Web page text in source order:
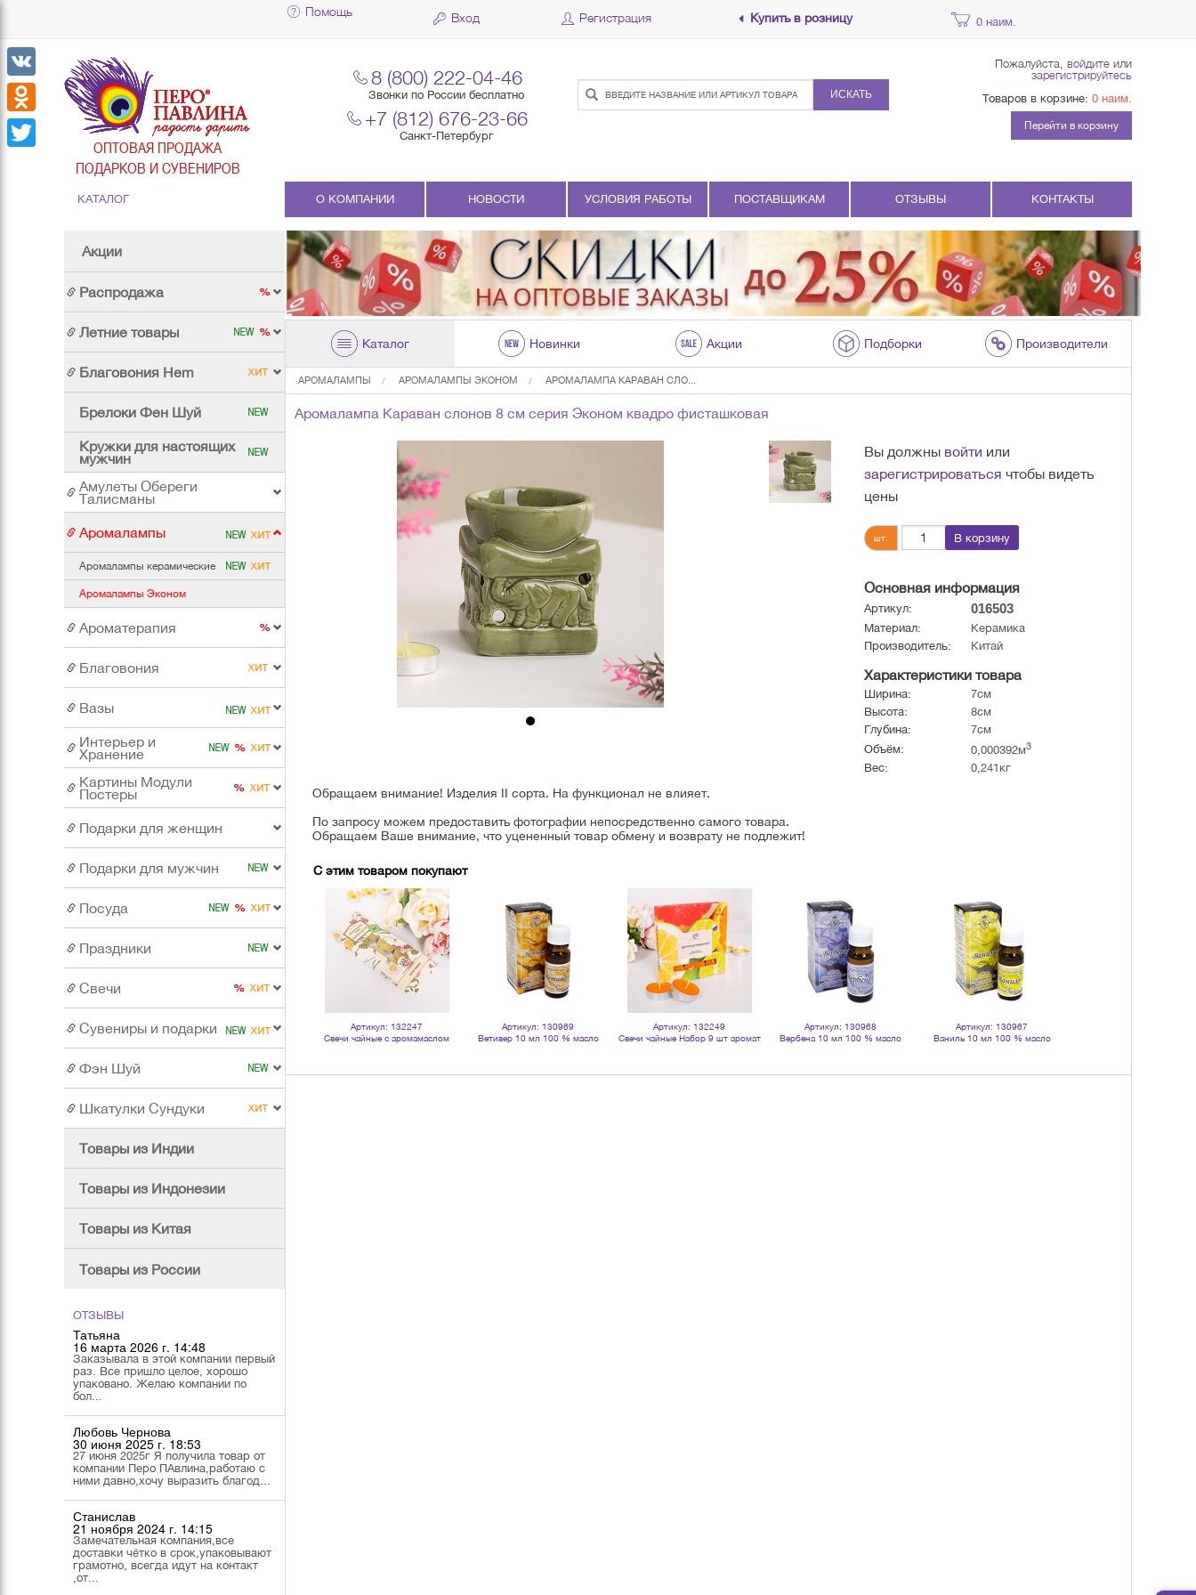
Помощь Вход Регистрация Купить в розницу 0 наим.
ОПТОВАЯ ПРОДАЖА
ПОДАРКОВ И СУВЕНИРОВ
8 (800) 222-04-46
Звонки по России бесплатно
+7 (812) 676-23-66
Санкт-Петербург
ИСКАТЬ
Пожалуйста, войдите или
зарегистрируйтесь
Товаров в корзине: 0 наим.
Перейти в корзину
КАТАЛОГ
Акции
Распродажа
Летние товары
Благовония Hem
Брелоки Фен Шуй
Кружки для настоящих
мужчин
Амулеты Обереги
Талисманы
Аромалампы
Аромалампы керамические
Аромалампы Эконом
Ароматерапия
Благовония
Вазы
Интерьер и
Хранение
Картины Модули
Постеры
Подарки для женщин
Подарки для мужчин
Посуда
Праздники
Свечи
Сувениры и подарки
Фэн Шуй
Шкатулки Сундуки
Товары из Индии
Товары из Индонезии
Товары из Китая
Товары из России
ОТЗЫВЫ
Татьяна
16 марта 2026 г. 14:48
Заказывала в этой компании первый
раз. Все пришло целое, хорошо
упаковано. Желаю компании по
бол...
Любовь Чернова
30 июня 2025 г. 18:53
27 июня 2025г Я получила товар от
компании Перо ПАвлина,работаю с
ними давно,хочу выразить благод...
Станислав
21 ноября 2024 г. 14:15
Замечательная компания,все
доставки чётко в срок,упаковывают
грамотно, всегда идут на контакт
,от...
О КОМПАНИИ НОВОСТИ УСЛОВИЯ РАБОТЫ ПОСТАВЩИКАМ ОТЗЫВЫ КОНТАКТЫ
Каталог Новинки Акции Подборки Производители
АРОМАЛАМПЫ АРОМАЛАМПЫ ЭКОНОМ АРОМАЛАМПА КАРАВАН СЛО...
Аромалампа Караван слонов 8 см серия Эконом квадро фисташковая
Вы должны войти или
зарегистрироваться чтобы видеть
цены
шт. В корзину
Основная информация
Артикул: 016503
Материал:
Керамика
Производитель:
Китай
Характеристики товара
Ширина:
7см
Высота:
8см
Глубина:
7см
Объём:
0,000392м3
Вес: 0,241кг
Обращаем внимание! Изделия II сорта. На функционал не влияет.
По запросу можем предоставить фотографии непосредственно самого товара.
Обращаем Ваше внимание, что уцененный товар обмену и возврату не подлежит!
С этим товаром покупают
Артикул: 112651
Авокадо объем 10 мл 100 %
натуральное масло
Артикул: 130965
Апельсин 10 мл 100 % масло
эфирное
Артикул: 132247
Свечи чайные с аромамаслом
Артикул: 130969
Ветивер 10 мл 100 % масло
Артикул: 132249
Свечи чайные Набор 9 шт аромат
Артикул: 130968
Вербена 10 мл 100 % масло
Артикул: 130967
Ваниль 10 мл 100 % масло
VK
Odnoklassniki